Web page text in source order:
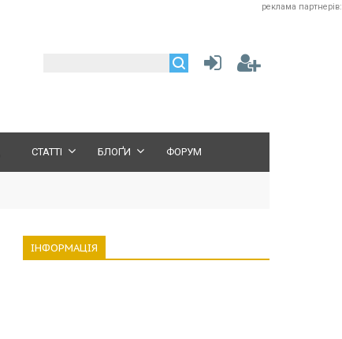
реклама партнерів:
СТАТТІ БЛОҐИ ФОРУМ
ІНФОРМАЦІЯ